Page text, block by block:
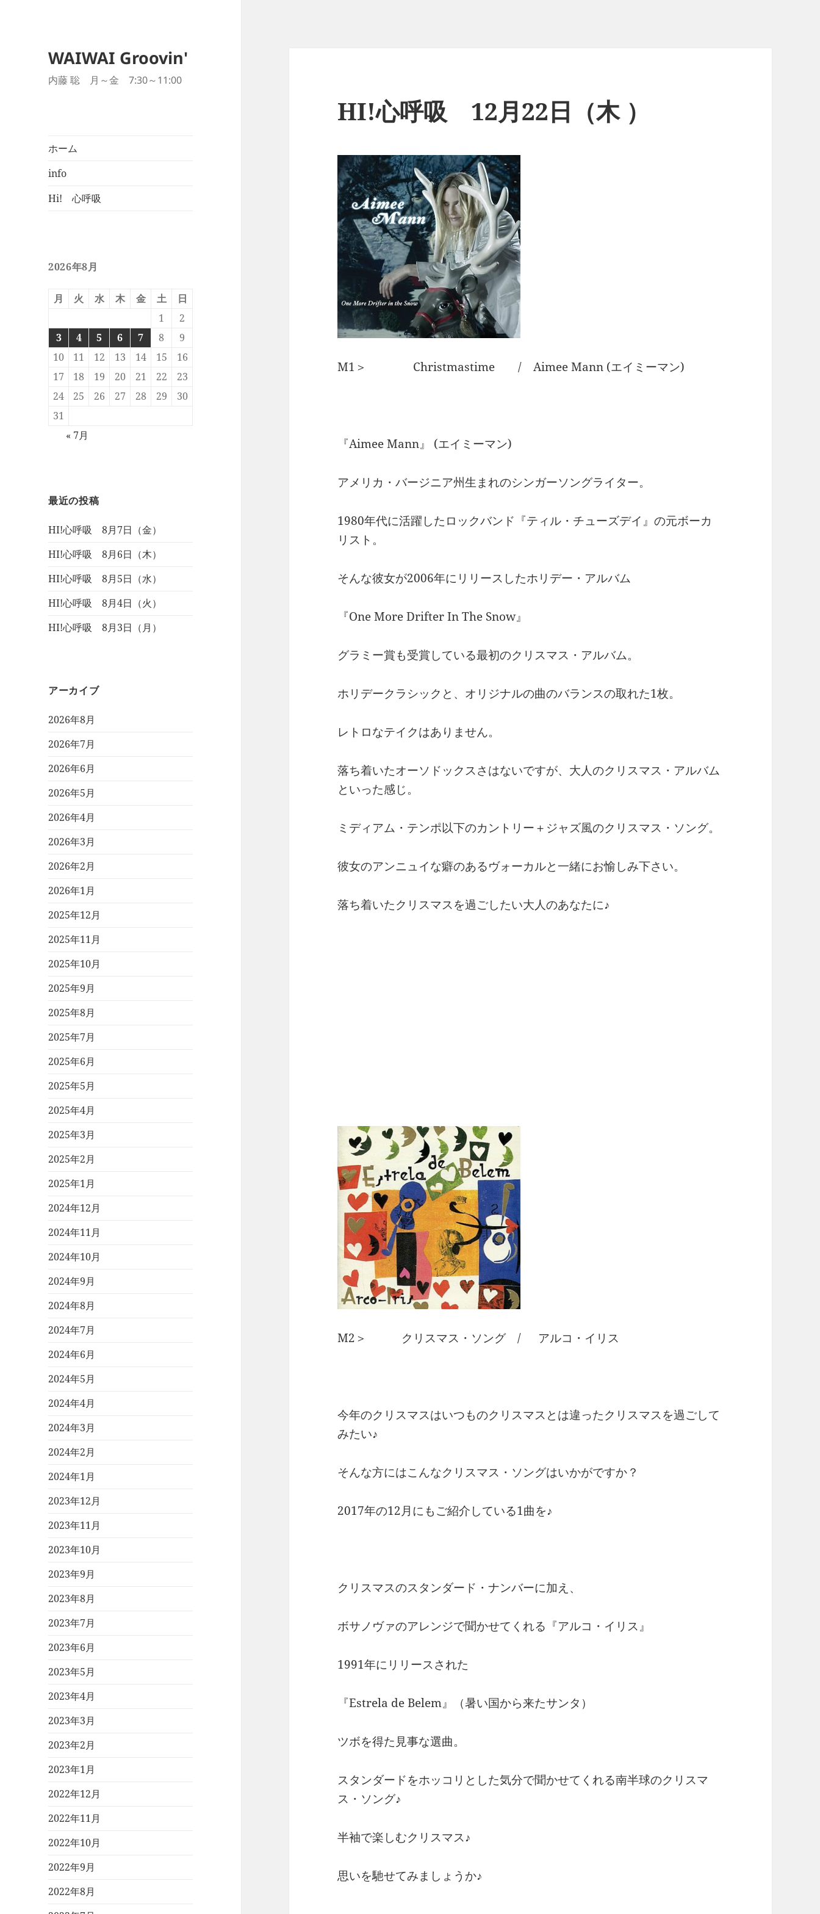
WAIWAI Groovin'
内藤 聡 月～金 7:30～11:00
ホーム
info
Hi! 心呼吸
2026年8月
月 火 水 木 金 土
日
1
2
3
4 5 6 7 8
9
10
11 12 13 14 15
16
17
18 19 20 21 22
23
24
25 26 27 28 29
30
31
« 7月
最近の投稿
HI!心呼吸 8月7日（金）
HI!心呼吸 8月6日（木）
HI!心呼吸 8月5日（水）
HI!心呼吸 8月4日（火）
HI!心呼吸 8月3日（月）
アーカイブ
2026年8月
2026年7月
2026年6月
2026年5月
2026年4月
2026年3月
2026年2月
2026年1月
2025年12月
2025年11月
2025年10月
2025年9月
2025年8月
2025年7月
2025年6月
2025年5月
2025年4月
2025年3月
2025年2月
2025年1月
2024年12月
2024年11月
2024年10月
2024年9月
2024年8月
2024年7月
2024年6月
2024年5月
2024年4月
2024年3月
2024年2月
2024年1月
2023年12月
2023年11月
2023年10月
2023年9月
2023年8月
2023年7月
2023年6月
2023年5月
2023年4月
2023年3月
2023年2月
2023年1月
2022年12月
2022年11月
2022年10月
2022年9月
2022年8月
HI!心呼吸 12月22日（木 ）
M1＞ Christmastime / Aimee Mann (エイミーマン)
『Aimee Mann』 (エイミーマン)
アメリカ・バージニア州生まれのシンガーソングライター。
1980年代に活躍したロックバンド『ティル・チューズデイ』の元ボーカ
リスト。
そんな彼女が2006年にリリースしたホリデー・アルバム
『One More Drifter In The Snow』
グラミー賞も受賞している最初のクリスマス・アルバム。
ホリデークラシックと、オリジナルの曲のバランスの取れた1枚。
レトロなテイクはありません。
落ち着いたオーソドックスさはないですが、大人のクリスマス・アルバム
といった感じ。
ミディアム・テンポ以下のカントリー＋ジャズ風のクリスマス・ソング。
彼女のアンニュイな癖のあるヴォーカルと一緒にお愉しみ下さい。
落ち着いたクリスマスを過ごしたい大人のあなたに♪
M2＞ クリスマス・ソング / アルコ・イリス
今年のクリスマスはいつものクリスマスとは違ったクリスマスを過ごして
みたい♪
そんな方にはこんなクリスマス・ソングはいかがですか？
2017年の12月にもご紹介している1曲を♪
クリスマスのスタンダード・ナンバーに加え、
ボサノヴァのアレンジで聞かせてくれる『アルコ・イリス』
1991年にリリースされた
『Estrela de Belem』（暑い国から来たサンタ）
ツボを得た見事な選曲。
スタンダードをホッコリとした気分で聞かせてくれる南半球のクリスマ
ス・ソング♪
半袖で楽しむクリスマス♪
思いを馳せてみましょうか♪